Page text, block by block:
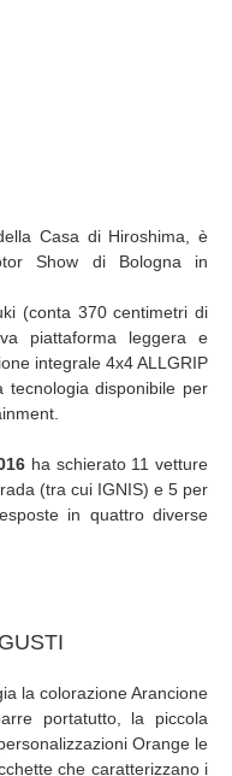
Casa di Hiroshima, è
Show di Bologna in
(conta 370 centimetri di
piattaforma leggera e
integrale 4x4 ALLGRIP
disponibile per
ha schierato 11 vetture
(tra cui IGNIS) e 5 per
in quattro diverse
la colorazione Arancione
portatutto, la piccola
Orange le
che caratterizzano i